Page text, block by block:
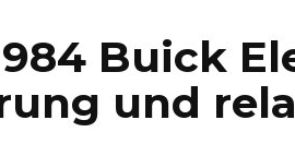
Buick
und